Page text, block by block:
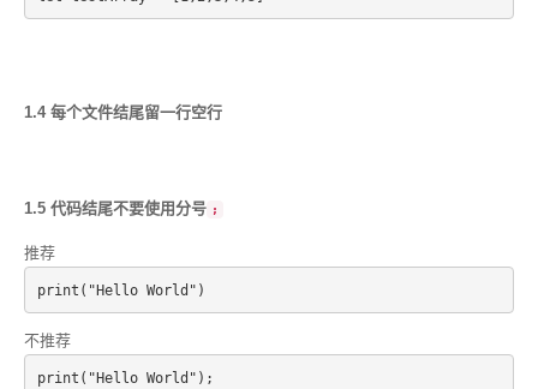
1.4 每个文件结尾留一行空行
1.5 代码结尾不要使用分号 ;
推荐
print("Hello World")
不推荐